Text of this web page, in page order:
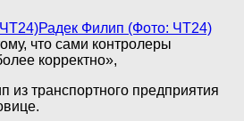
Радек Филип (Фото: ЧТ24)
что сами контролеры
корректно»,
из транспортного предприятия